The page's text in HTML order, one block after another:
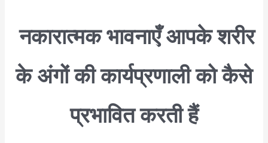
नकारात्मक भावनाएँ आपके शरीर
के अंगों की कार्यप्रणाली को कैसे
प्रभावित करती हैं